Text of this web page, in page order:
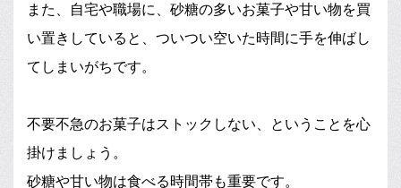
また、自宅や職場に、砂糖の多いお菓子や甘い物を買
い置きしていると、ついつい空いた時間に手を伸ばし
てしまいがちです。
不要不急のお菓子はストックしない、ということを心
掛けましょう。
砂糖や甘い物は食べる時間帯も重要です。